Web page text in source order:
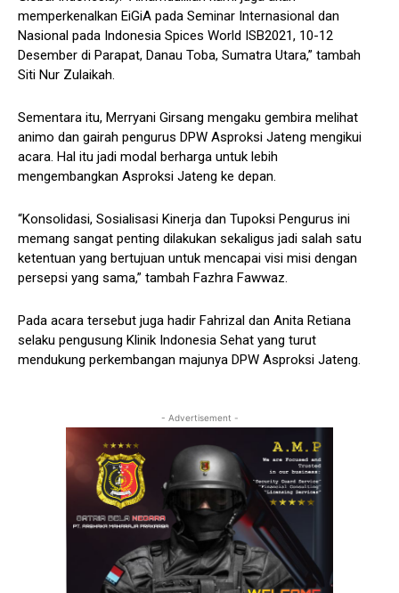
memperkenalkan EiGiA pada Seminar Internasional dan
Nasional pada Indonesia Spices World ISB2021, 10-12
Desember di Parapat, Danau Toba, Sumatra Utara,” tambah
Siti Nur Zulaikah.
Sementara itu, Merryani Girsang mengaku gembira melihat
animo dan gairah pengurus DPW Asproksi Jateng mengikui
acara. Hal itu jadi modal berharga untuk lebih
mengembangkan Asproksi Jateng ke depan.
“Konsolidasi, Sosialisasi Kinerja dan Tupoksi Pengurus ini
memang sangat penting dilakukan sekaligus jadi salah satu
ketentuan yang bertujuan untuk mencapai visi misi dengan
persepsi yang sama,” tambah Fazhra Fawwaz.
Pada acara tersebut juga hadir Fahrizal dan Anita Retiana
selaku pengusung Klinik Indonesia Sehat yang turut
mendukung perkembangan majunya DPW Asproksi Jateng.
- Advertisement -